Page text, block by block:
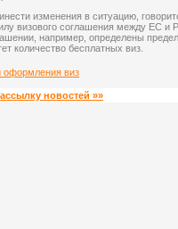
изменения в ситуацию,
визового соглашения между ЕС и
например, определены
количество бесплатных виз.
оформления виз
новостей »»